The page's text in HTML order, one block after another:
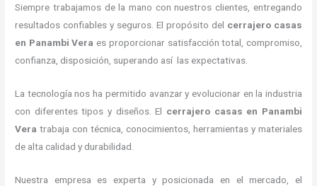
Siempre trabajamos de la mano con nuestros clientes, entregando
resultados confiables y seguros. El propósito del cerrajero casas
en Panambi Vera es proporcionar satisfacción total, compromiso,
confianza, disposición, superando así las expectativas.
La tecnología nos ha permitido avanzar y evolucionar en la industria
con diferentes tipos y diseños. El cerrajero casas en Panambi
Vera trabaja con técnica, conocimientos, herramientas y materiales
de alta calidad y durabilidad.
Nuestra empresa es experta y posicionada en el mercado, el